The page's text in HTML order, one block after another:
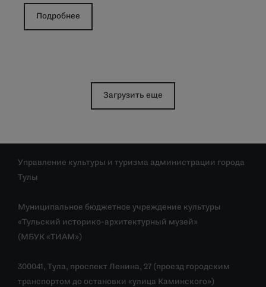
Подробнее
Загрузить еще
Управление культуры и туризма администрации города
Тулы
Муниципальное бюджетное учреждение культуры
«Тульский историко-архитектурный музей»
(МБУК «ТИАМ»)
300041, Тула, проспект Ленина, 27 (проезд городским
транспортом до остановки «улица Каминского»)